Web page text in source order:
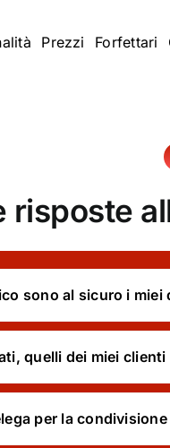
Prezzi Forfettari
risposte
sono al sicuro i
quelli dei miei
per la